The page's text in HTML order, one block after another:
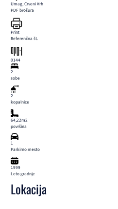
Umag, Crveni Vrh
PDF brošura
Print
Referenčna št.
0144
2
sobe
2
kopalnice
64,22m2
površina
1
Parkirno mesto
1999
Leto gradnje
Lokacija